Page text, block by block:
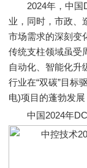
2024年，中国
业，同时，市政、
市场需求的深刻变
传统支柱领域虽受
自动化、智能化升
行业在“双碳”目标
电)项目的蓬勃发
中国2024年